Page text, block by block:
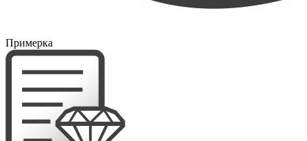
Примерка